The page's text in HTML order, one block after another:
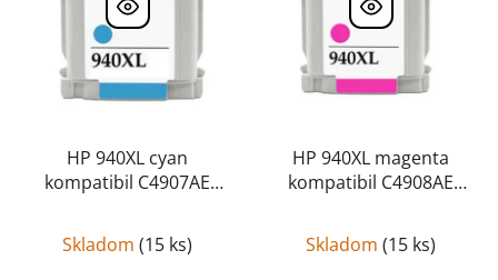
HP 940XL cyan
kompatibil C4907AE
Skladom (15 ks)
HP 940XL magenta
kompatibil C4908AE
Skladom (15 ks)